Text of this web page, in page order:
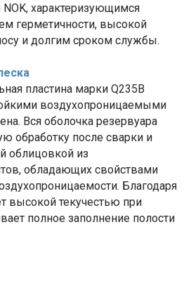
характеризующимся
герметичности, высокой
и долгим сроком службы.
пластина марки Q235B
воздухопроницаемыми
Вся оболочка резервуара
обработку после сварки и
облицовкой из
обладающих свойствами
Благодаря
высокой текучестью при
полное заполнение полости